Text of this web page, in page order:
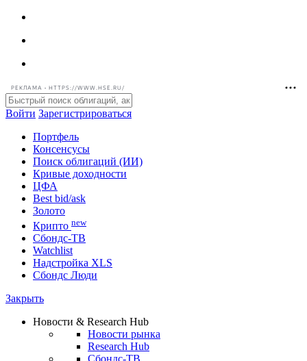
РЕКЛАМА • HTTPS://WWW.HSE.RU/
Войти Зарегистрироваться
Портфель
Консенсусы
Поиск облигаций (ИИ)
Кривые доходности
ЦФА
Best bid/ask
Золото
Крипто new
Watchlist
Сбондс Люди